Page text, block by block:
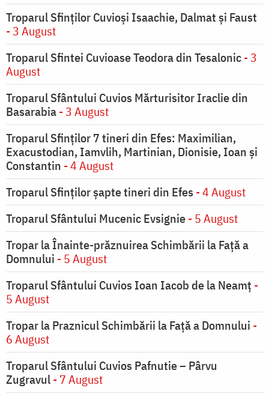
Troparul Sfinţilor Cuvioşi Isaachie, Dalmat şi Faust
- 3 August
Troparul Sfintei Cuvioase Teodora din Tesalonic- 3
August
Troparul Sfântului Cuvios Mărturisitor Iraclie din
Basarabia- 3 August
Troparul Sfinţilor 7 tineri din Efes: Maximilian,
Exacustodian, Iamvlih, Martinian, Dionisie, Ioan şi
Constantin - 4 August
Troparul Sfinţilor şapte tineri din Efes - 4 August
Troparul Sfântului Mucenic Evsignie- 5 August
Tropar la Înainte-prăznuirea Schimbării la Faţă a
Domnului - 5 August
Troparul Sfântului Cuvios Ioan Iacob de la Neamț -
5 August
Tropar la Praznicul Schimbării la Faţă a Domnului -
6 August
Troparul Sfântului Cuvios Pafnutie – Pârvu
Zugravul- 7 August